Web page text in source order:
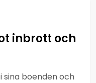
inbrott och
sina boenden och